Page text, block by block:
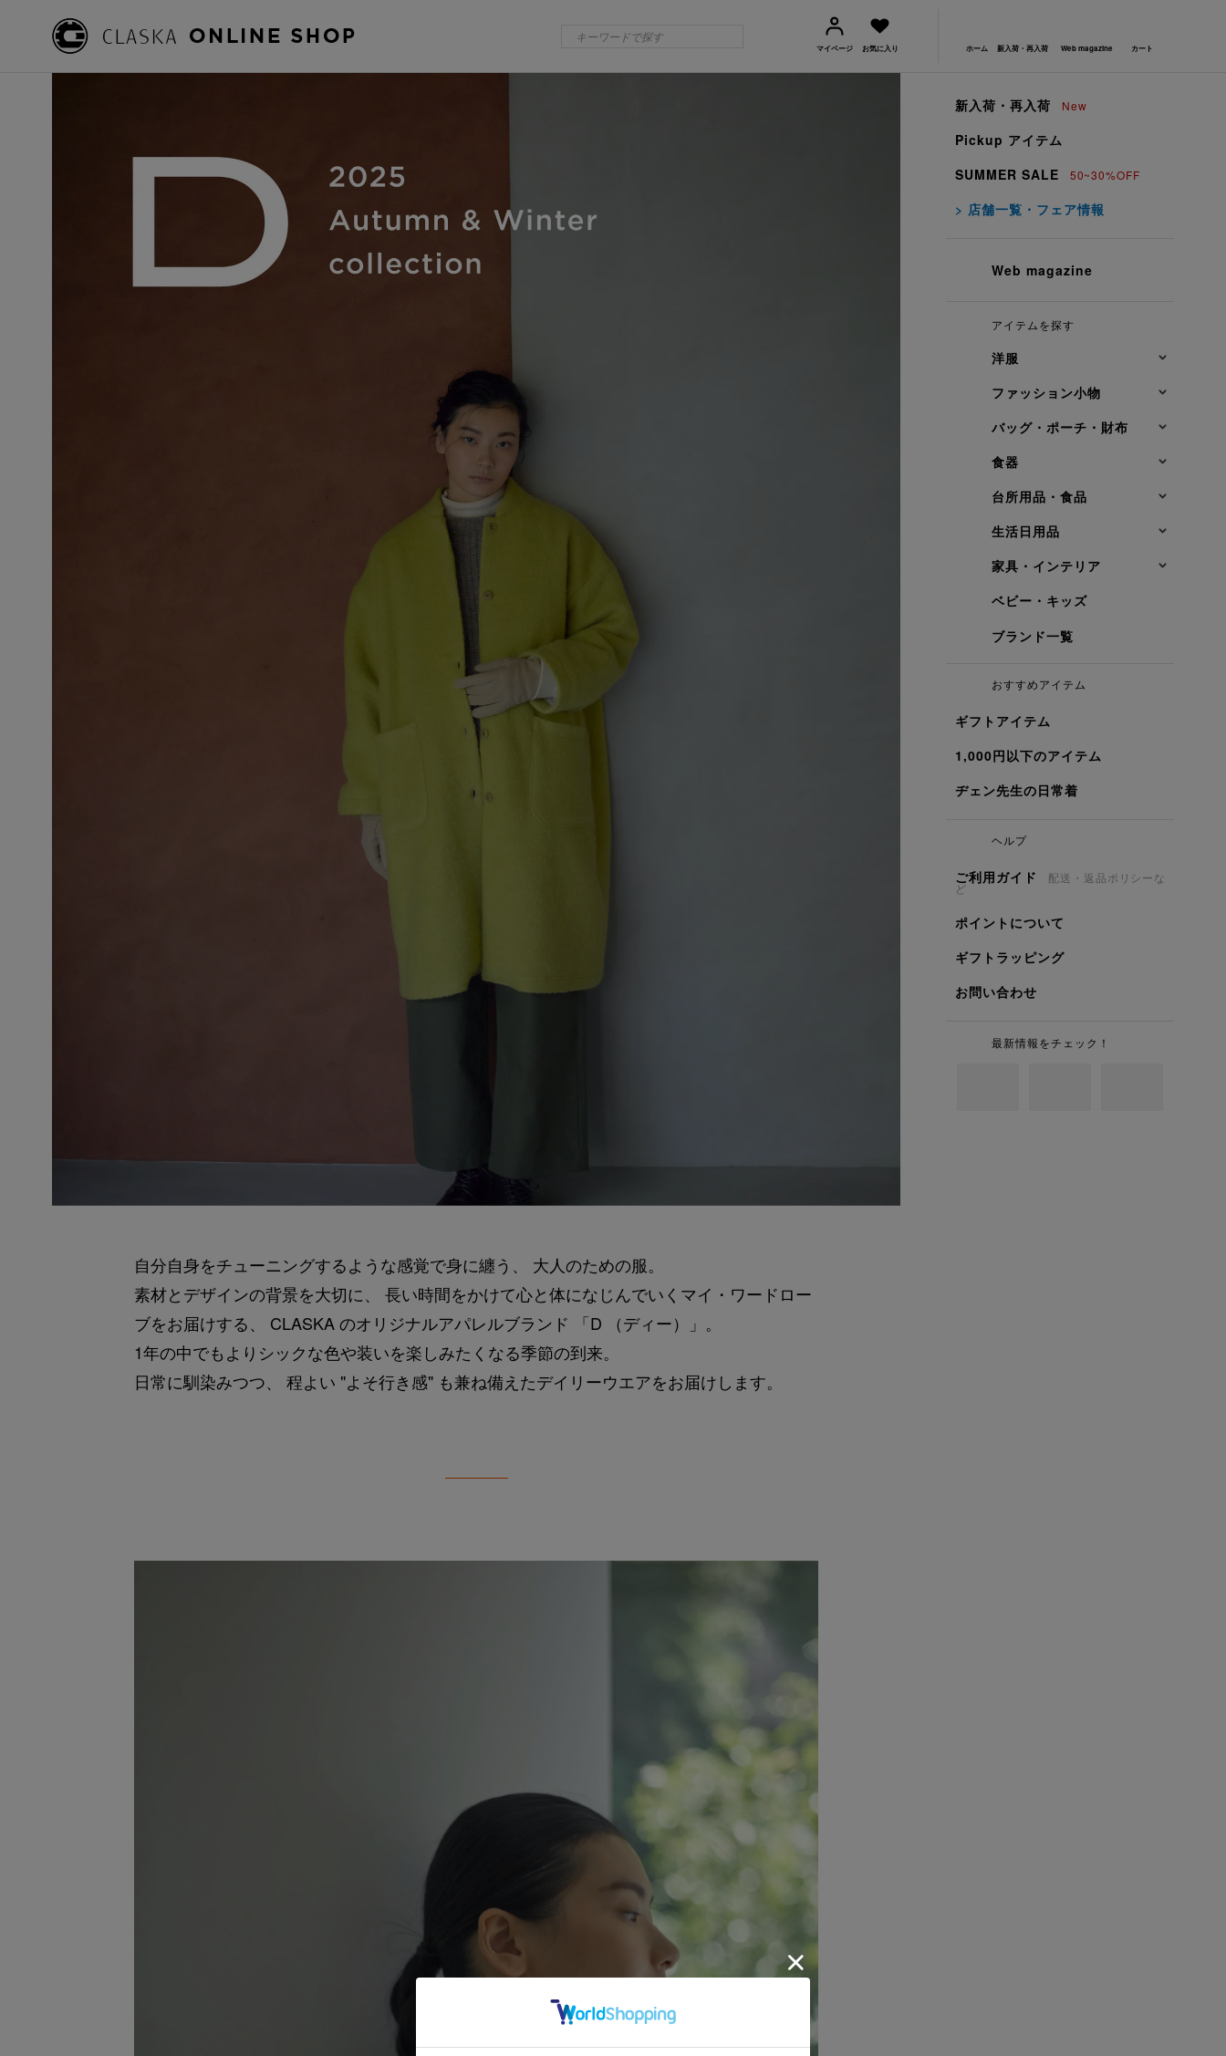
マイページ お気に入り ホーム 新入荷・再入荷 Web magazine カート
新入荷・再入荷 New
Pickup アイテム
SUMMER SALE
50~30%OFF
> 店舗一覧・フェア情報
Web magazine
アイテムを探す
洋服
ファッション小物
バッグ・ポーチ・財布
食器
台所用品・食品
生活日用品
家具・インテリア
ベビー・キッズ
ブランド一覧
おすすめアイテム
ギフトアイテム
1,000円以下のアイテム
ヂェン先生の日常着
ヘルプ
ご利用ガイド 配送・返品ポリシーな
ど
ポイントについて
ギフトラッピング
お問い合わせ
最新情報をチェック！
自分自身をチューニングするような感覚で身に纏う、 大人のための服。
素材とデザインの背景を大切に、 長い時間をかけて心と体になじんでいくマイ・ワードロー
ブをお届けする、 CLASKA のオリジナルアパレルブランド 「D （ディー）」。
1年の中でもよりシックな色や装いを楽しみたくなる季節の到来。
日常に馴染みつつ、 程よい "よそ行き感" も兼ね備えたデイリーウエアをお届けします。